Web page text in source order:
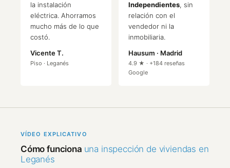
la instalación
eléctrica. Ahorramos
mucho más de lo que
costó.
Vicente T.
Piso · Leganés
Independientes, sin
relación con el
vendedor ni la
inmobiliaria.
Hausum · Madrid
4.9 ★ · +184 reseñas
Google
VÍDEO EXPLICATIVO
Cómo funciona una inspección de viviendas en
Leganés